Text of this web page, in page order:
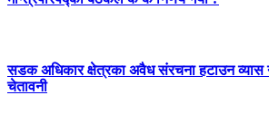
सडक अधिकार क्षेत्रका अवैध संरचना हटाउन व्यास
चेतावनी